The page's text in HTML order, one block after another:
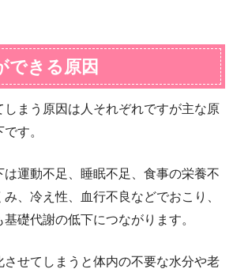
できる原因
しまう原因は人それぞれですが主な原
す。
運動不足、睡眠不足、食事の栄養不
、冷え性、血行不良などでおこり、
礎代謝の低下につながります。
させてしまうと体内の不要な水分や老